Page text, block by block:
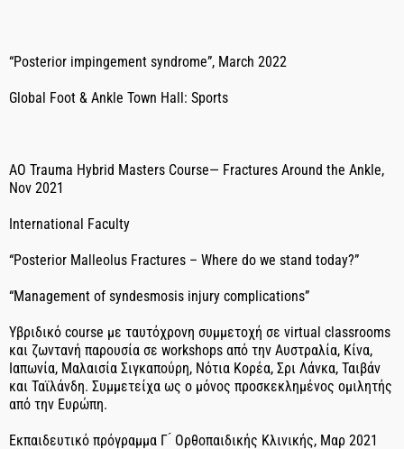
“Posterior impingement syndrome”, March 2022
Global Foot & Ankle Town Hall: Sports
AO Trauma Hybrid Masters Course— Fractures Around the Ankle,
Nov 2021
International Faculty
“Posterior Malleolus Fractures – Where do we stand today?”
“Management of syndesmosis injury complications”
Υβριδικό course με ταυτόχρονη συμμετοχή σε virtual classrooms
και ζωντανή παρουσία σε workshops από την Αυστραλία, Κίνα,
Ιαπωνία, Μαλαισία Σιγκαπούρη, Νότια Κορέα, Σρι Λάνκα, Ταιβάν
και Ταϊλάνδη. Συμμετείχα ως ο μόνος προσκεκλημένος ομιλητής
από την Ευρώπη.
Εκπαιδευτικό πρόγραμμα Γ ́ Ορθοπαιδικής Κλινικής, Μαρ 2021